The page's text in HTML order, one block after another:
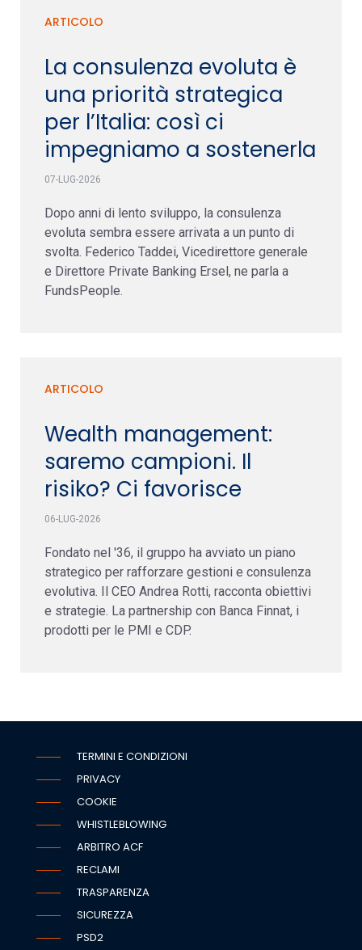
ARTICOLO
La consulenza evoluta è
una priorità strategica
per l’Italia: così ci
impegniamo a sostenerla
07-LUG-2026
Dopo anni di lento sviluppo, la consulenza
evoluta sembra essere arrivata a un punto di
svolta. Federico Taddei, Vicedirettore generale
e Direttore Private Banking Ersel, ne parla a
FundsPeople.
ARTICOLO
Wealth management:
saremo campioni. Il
risiko? Ci favorisce
06-LUG-2026
Fondato nel '36, il gruppo ha avviato un piano
strategico per rafforzare gestioni e consulenza
evolutiva. Il CEO Andrea Rotti, racconta obiettivi
e strategie. La partnership con Banca Finnat, i
prodotti per le PMI e CDP.
TERMINI E CONDIZIONI
PRIVACY
COOKIE
WHISTLEBLOWING
ARBITRO ACF
RECLAMI
TRASPARENZA
SICUREZZA
PSD2